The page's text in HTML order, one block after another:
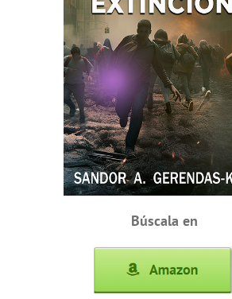
Búscala en